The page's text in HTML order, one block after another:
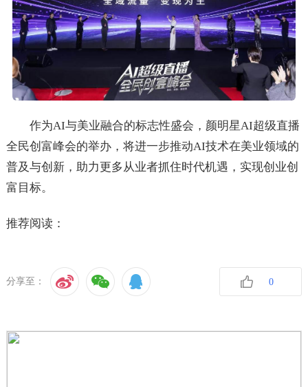
作为AI与美业融合的标志性盛会，颜明星AI超级直播
全民创富峰会的举办，将进一步推动AI技术在美业领域的
普及与创新，助力更多从业者抓住时代机遇，实现创业创
富目标。
推荐阅读：
分享至： 0